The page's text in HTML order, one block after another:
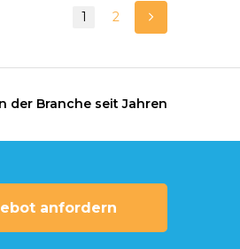
1 2
der Branche seit Jahren
anfordern